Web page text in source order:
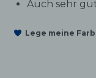
Auch sehr
Lege meine